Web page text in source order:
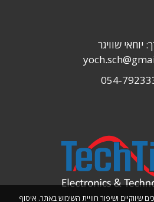
שיווקיים ושיפור חוויית השימוש באתר. איסוף
יוחאי שוויגר
054-